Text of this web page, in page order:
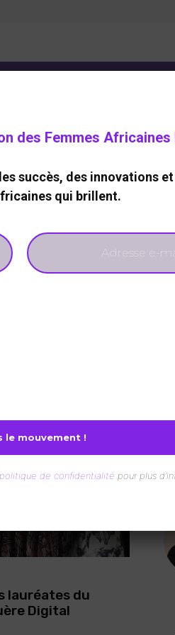
lauréates du
Digital
des Femmes Africaines
succès, des innovations
qui brillent.
politique de confidentialité pour plus